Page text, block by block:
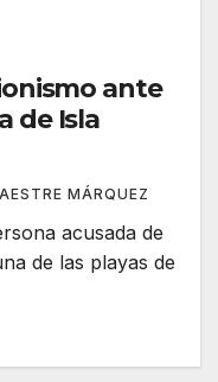
ante
de Isla
MÁRQUEZ
acusada de
de las playas de